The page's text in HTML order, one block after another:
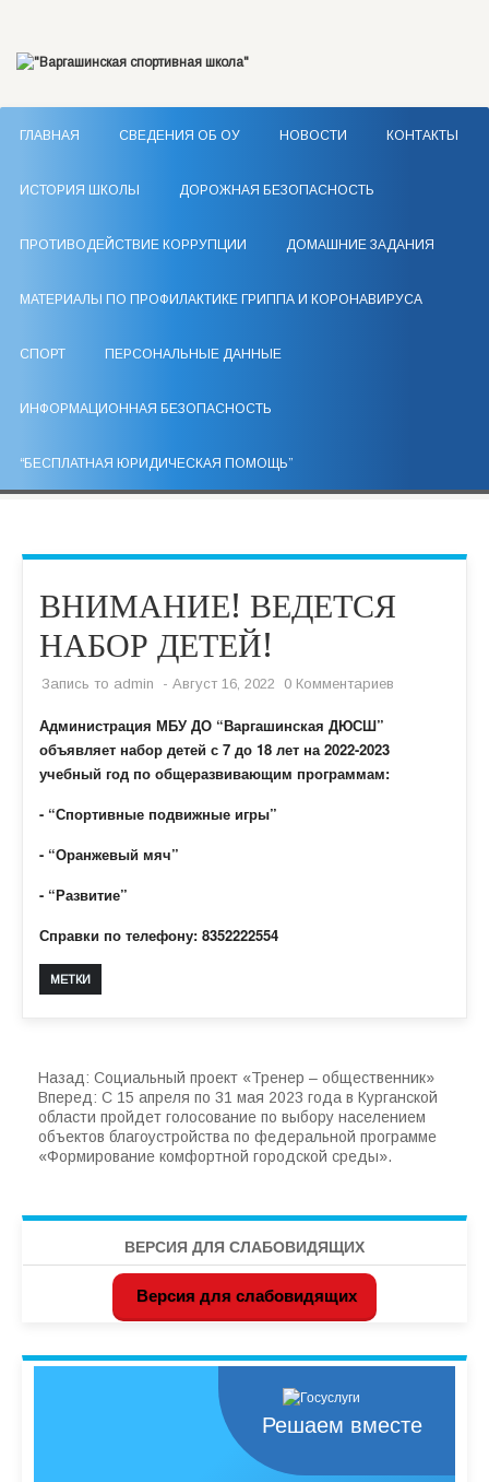
ГЛАВНАЯ СВЕДЕНИЯ ОБ ОУ НОВОСТИ КОНТАКТЫ
ИСТОРИЯ ШКОЛЫ ДОРОЖНАЯ БЕЗОПАСНОСТЬ
ПРОТИВОДЕЙСТВИЕ КОРРУПЦИИ ДОМАШНИЕ ЗАДАНИЯ
МАТЕРИАЛЫ ПО ПРОФИЛАКТИКЕ ГРИППА И КОРОНАВИРУСА
СПОРТ ПЕРСОНАЛЬНЫЕ ДАННЫЕ
ИНФОРМАЦИОННАЯ БЕЗОПАСНОСТЬ
“БЕСПЛАТНАЯ ЮРИДИЧЕСКАЯ ПОМОЩЬ”
ВНИМАНИЕ! ВЕДЕТСЯ
НАБОР ДЕТЕЙ!
Запись то admin - Август 16, 2022 0 Комментариев
Администрация МБУ ДО “Варгашинская ДЮСШ”
объявляет набор детей с 7 до 18 лет на 2022-2023
учебный год по общеразвивающим программам:
- “Спортивные подвижные игры”
- “Оранжевый мяч”
- “Развитие”
Справки по телефону: 8352222554
МЕТКИ
Назад: Социальный проект «Тренер – общественник»
Вперед: С 15 апреля по 31 мая 2023 года в Курганской
области пройдет голосование по выбору населением
объектов благоустройства по федеральной программе
«Формирование комфортной городской среды».
ВЕРСИЯ ДЛЯ СЛАБОВИДЯЩИХ
Версия для слабовидящих
Решаем вместе